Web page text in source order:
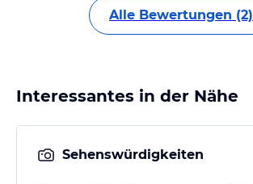
Alle Bewertungen (2)
Interessantes in der Nähe
Sehenswürdigkeiten